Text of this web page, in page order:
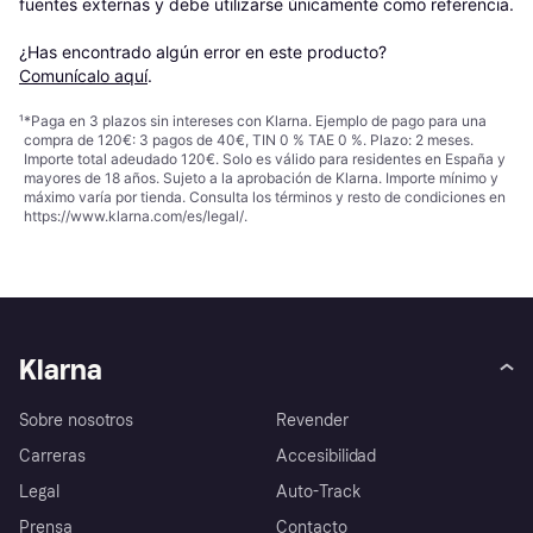
fuentes externas y debe utilizarse únicamente como referencia.
¿Has encontrado algún error en este producto?
Comunícalo aquí.
¹*Paga en 3 plazos sin intereses con Klarna. Ejemplo de pago para una
compra de 120€: 3 pagos de 40€, TIN 0 % TAE 0 %. Plazo: 2 meses.
Importe total adeudado 120€. Solo es válido para residentes en España y
mayores de 18 años. Sujeto a la aprobación de Klarna. Importe mínimo y
máximo varía por tienda. Consulta los términos y resto de condiciones en
https://www.klarna.com/es/legal/.
Klarna
Sobre nosotros
Carreras
Legal
Prensa
Revender
Accesibilidad
Auto-Track
Contacto